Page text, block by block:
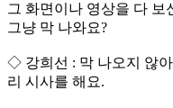
그 화면이나 영상을 다 보
그냥 막 나와요?
◇ 강희선 : 막 나오지 않아
리 시사를 해요.